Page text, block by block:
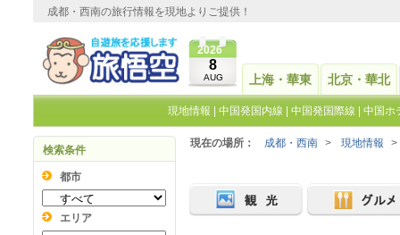
成都・西南の旅行情報を現地よりご提供！
2026
8
AUG 上海・華東 北京・華北
現地情報 中国発国内線 中国発国際線 中国ホ
検索条件
都市
エリア
現在の場所： 成都・西南 > 現地情報 >